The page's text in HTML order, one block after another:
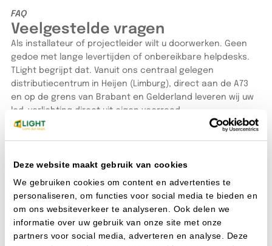
Deze website maakt gebruik van cookies
We gebruiken cookies om content en advertenties te
personaliseren, om functies voor social media te bieden en
om ons websiteverkeer te analyseren. Ook delen we
informatie over uw gebruik van onze site met onze
partners voor social media, adverteren en analyse. Deze
FAQ
Veelgestelde vragen
Als installateur of projectleider wilt u doorwerken. Geen
gedoe met lange levertijden of onbereikbare helpdesks.
TLight begrijpt dat. Vanuit ons centraal gelegen
distributiecentrum in Heijen (Limburg), direct aan de A73
en op de grens van Brabant en Gelderland leveren wij uw
led-verlichting direct uit eigen voorraad.
Bestellen doet u hoe het u uitkomt: snel via de webshop of
met één telefoontje naar onze verkopers. Wilt u de
doorspreken? U bent altijd welkom in onze showroom. De
met u mee.
Alle veelgestelde vragen